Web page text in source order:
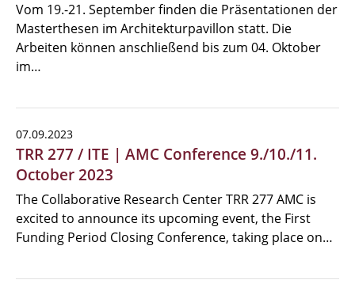
Vom 19.-21. September finden die Präsentationen der
Masterthesen im Architekturpavillon statt. Die
Arbeiten können anschließend bis zum 04. Oktober
im…
07.09.2023
TRR 277 / ITE | AMC Conference 9./10./11.
October 2023
The Collaborative Research Center TRR 277 AMC is
excited to announce its upcoming event, the First
Funding Period Closing Conference, taking place on…